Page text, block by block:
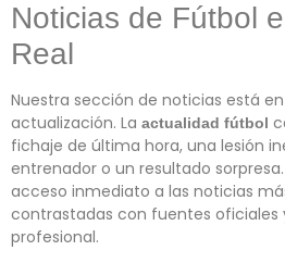
Noticias de Fútbol
Real
Nuestra sección de noticias está
actualización. La actualidad fútbol
fichaje de última hora, una lesión
entrenador o un resultado
acceso inmediato a las noticias
contrastadas con fuentes
profesional.